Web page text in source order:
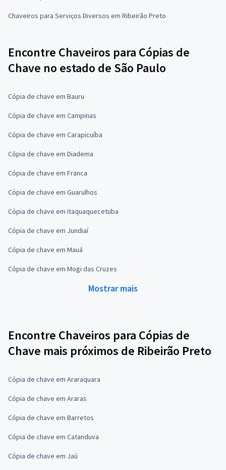
Chaveiros para Serviços Diversos em Ribeirão Preto
Encontre Chaveiros para Cópias de
Chave no estado de São Paulo
Cópia de chave em Bauru
Cópia de chave em Campinas
Cópia de chave em Carapicuíba
Cópia de chave em Diadema
Cópia de chave em Franca
Cópia de chave em Guarulhos
Cópia de chave em Itaquaquecetuba
Cópia de chave em Jundiaí
Cópia de chave em Mauá
Cópia de chave em Mogi das Cruzes
Mostrar mais
Encontre Chaveiros para Cópias de
Chave mais próximos de Ribeirão Preto
Cópia de chave em Araraquara
Cópia de chave em Araras
Cópia de chave em Barretos
Cópia de chave em Catanduva
Cópia de chave em Jaú